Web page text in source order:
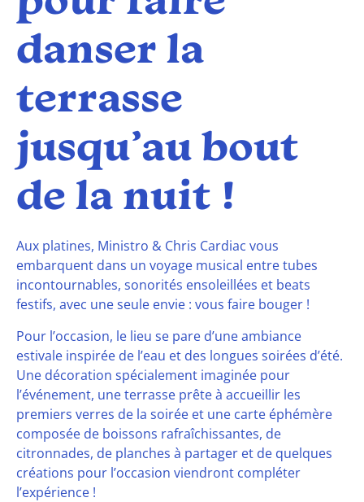
danser la
terrasse
jusqu’au bout
de la nuit !
Aux platines, Ministro & Chris Cardiac vous
embarquent dans un voyage musical entre tubes
incontournables, sonorités ensoleillées et beats
festifs, avec une seule envie : vous faire bouger !
Pour l’occasion, le lieu se pare d’une ambiance
estivale inspirée de l’eau et des longues soirées d’été.
Une décoration spécialement imaginée pour
l’événement, une terrasse prête à accueillir les
premiers verres de la soirée et une carte éphémère
composée de boissons rafraîchissantes, de
citronnades, de planches à partager et de quelques
créations pour l’occasion viendront compléter
l’expérience !